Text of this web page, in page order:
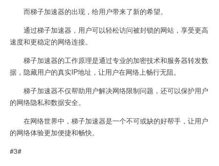
而梯子加速器的出现，给用户带来了新的希望。
通过梯子加速器，用户可以轻松访问被封锁的网站，享受更高
速度和更稳定的网络连接。
梯子加速器的工作原理是通过专业的加密技术和服务器转发数
据，隐藏用户的真实IP地址，让用户在网络上畅行无阻。
梯子加速器不仅帮助用户解决网络限制问题，还可以保护用户
的网络隐私和数据安全。
在网络世界中，梯子加速器是一个不可或缺的好帮手，让用户
的网络体验更加便捷和畅快。
#3#